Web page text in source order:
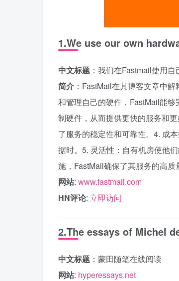
1.We use our own
中文标题 ：我们在Fastmail使用自
简介 ：FastMail在其博客文章中
和管理自己的硬件，FastMail能
制硬件，从而提供更快的服务和
了服务的稳定性和可靠性。4. 成
据时。5. 灵活性：自有机房使他
施，FastMail确保了其服务的高质
网站: www.fastmail.com
HN评论: 立即访问
2.The essays of Michel
中文标题 ：蒙田随笔在线阅读
网站: hyperessays.net